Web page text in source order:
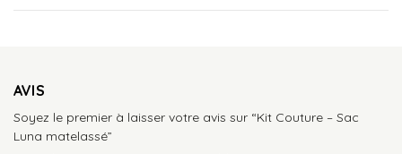
AVIS
Soyez le premier à laisser votre avis sur “Kit Couture – Sac
Luna matelassé”